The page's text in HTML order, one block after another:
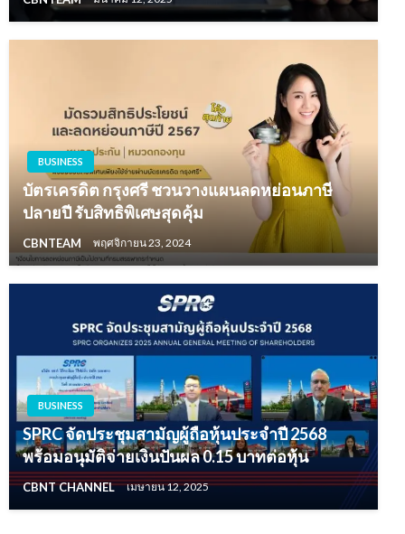
BUSINESS
บัตรเครดิต กรุงศรี ชวนวางแผนลดหย่อนภาษี
ปลายปี รับสิทธิพิเศษสุดคุ้ม
CBNTEAM พฤศจิกายน 23, 2024
BUSINESS
SPRC จัดประชุมสามัญผู้ถือหุ้นประจำปี 2568
พร้อมอนุมัติจ่ายเงินปันผล 0.15 บาทต่อหุ้น
CBNT CHANNEL เมษายน 12, 2025